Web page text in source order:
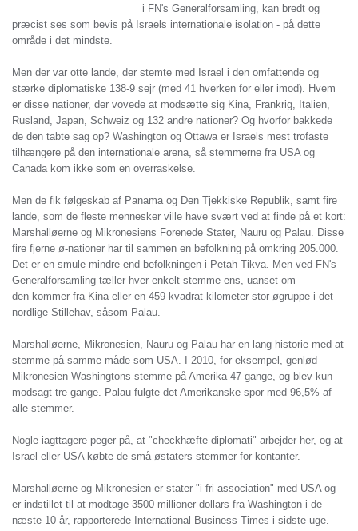
i FN's Generalforsamling, kan bredt og
præcist ses som bevis på Israels internationale isolation - på dette
område i det mindste.
Men der var otte lande, der stemte med Israel i den omfattende og
stærke diplomatiske 138-9 sejr (med 41 hverken for eller imod). Hvem
er disse nationer, der vovede at modsætte sig Kina, Frankrig, Italien,
Rusland, Japan, Schweiz og 132 andre nationer? Og hvorfor bakkede
de den tabte sag op? Washington og Ottawa er Israels mest trofaste
tilhængere på den internationale arena, så stemmerne fra USA og
Canada kom ikke som en overraskelse.
Men de fik følgeskab af Panama og Den Tjekkiske Republik, samt fire
lande, som de fleste mennesker ville have svært ved at finde på et kort:
Marshalløerne og Mikronesiens Forenede Stater, Nauru og Palau. Disse
fire fjerne ø-nationer har til sammen en befolkning på omkring 205.000.
Det er en smule mindre end befolkningen i Petah Tikva. Men ved FN's
Generalforsamling tæller hver enkelt stemme ens, uanset om
den kommer fra Kina eller en 459-kvadrat-kilometer stor øgruppe i det
nordlige Stillehav, såsom Palau.
Marshalløerne, Mikronesien, Nauru og Palau har en lang historie med at
stemme på samme måde som USA. I 2010, for eksempel, genlød
Mikronesien Washingtons stemme på Amerika 47 gange, og blev kun
modsagt tre gange. Palau fulgte det Amerikanske spor med 96,5% af
alle stemmer.
Nogle iagttagere peger på, at "checkhæfte diplomati" arbejder her, og at
Israel eller USA købte de små østaters stemmer for kontanter.
Marshalløerne og Mikronesien er stater "i fri association" med USA og
er indstillet til at modtage 3500 millioner dollars fra Washington i de
næste 10 år, rapporterede International Business Times i sidste uge.